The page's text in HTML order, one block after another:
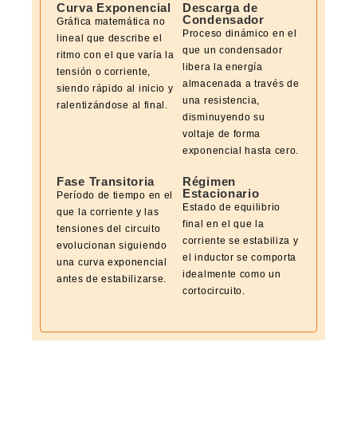
Curva Exponencial
Gráfica matemática no
lineal que describe el
ritmo con el que varía la
tensión o corriente,
siendo rápido al inicio y
ralentizándose al final.
Descarga de
Condensador
Proceso dinámico en el
que un condensador
libera la energía
almacenada a través de
una resistencia,
disminuyendo su
voltaje de forma
exponencial hasta cero.
Fase Transitoria
Período de tiempo en el
que la corriente y las
tensiones del circuito
evolucionan siguiendo
una curva exponencial
antes de estabilizarse.
Régimen
Estacionario
Estado de equilibrio
final en el que la
corriente se estabiliza y
el inductor se comporta
idealmente como un
cortocircuito.